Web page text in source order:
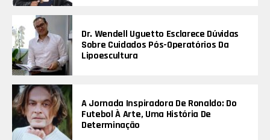
Dr. Wendell Uguetto Esclarece Dúvidas
Sobre Cuidados Pós-Operatórios Da
Lipoescultura
A Jornada Inspiradora De Ronaldo: Do
Futebol À Arte, Uma História De
Determinação